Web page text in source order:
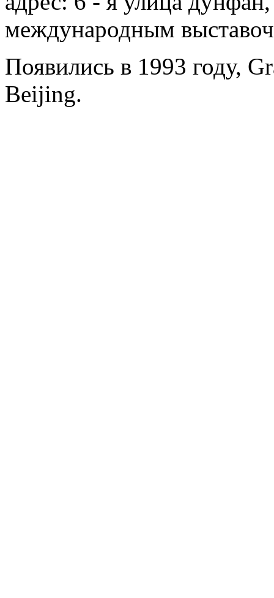
международным
Появились в 1993 году,
Beijing.